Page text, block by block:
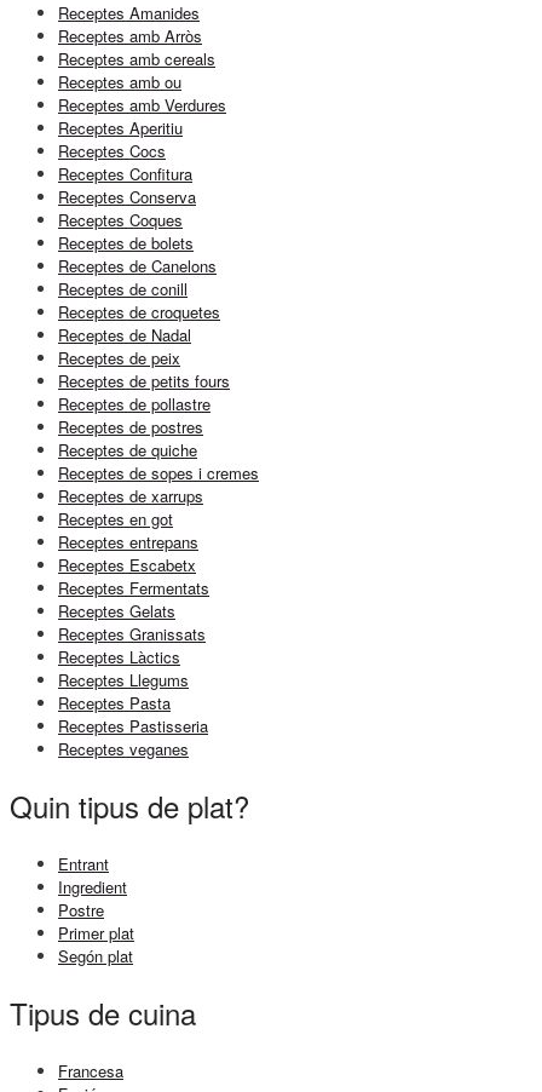
Receptes Amanides
Receptes amb Arròs
Receptes amb cereals
Receptes amb ou
Receptes amb Verdures
Receptes Aperitiu
Receptes Cocs
Receptes Confitura
Receptes Conserva
Receptes Coques
Receptes de bolets
Receptes de Canelons
Receptes de conill
Receptes de croquetes
Receptes de Nadal
Receptes de peix
Receptes de petits fours
Receptes de pollastre
Receptes de postres
Receptes de quiche
Receptes de sopes i cremes
Receptes de xarrups
Receptes en got
Receptes entrepans
Receptes Escabetx
Receptes Fermentats
Receptes Gelats
Receptes Granissats
Receptes Làctics
Receptes Llegums
Receptes Pasta
Receptes Pastisseria
Receptes veganes
Quin tipus de plat?
Entrant
Ingredient
Postre
Primer plat
Segón plat
Tipus de cuina
Francesa